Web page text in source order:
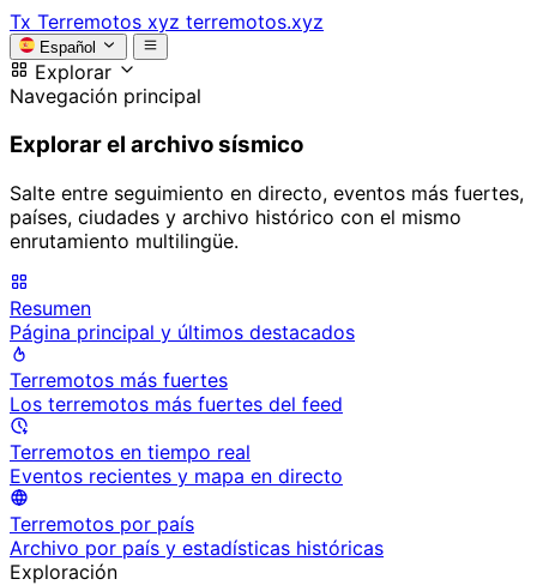
Tx Terremotos xyz terremotos.xyz
Español
Explorar
Navegación principal
Explorar el archivo sísmico
Salte entre seguimiento en directo, eventos más fuertes,
países, ciudades y archivo histórico con el mismo
enrutamiento multilingüe.
Resumen
Página principal y últimos destacados
Terremotos más fuertes
Los terremotos más fuertes del feed
Terremotos en tiempo real
Eventos recientes y mapa en directo
Terremotos por país
Archivo por país y estadísticas históricas
Exploración